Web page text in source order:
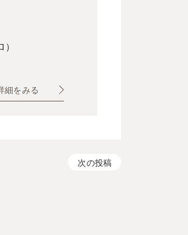
細をみる
次の投稿